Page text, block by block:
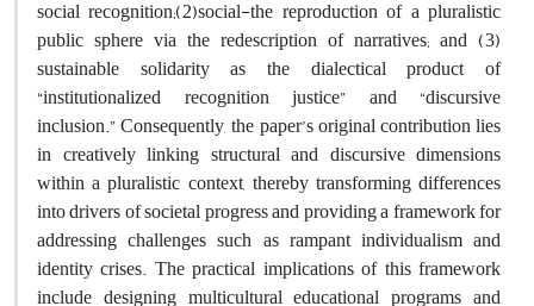
social recognition;‌(2)‌social-the reproduction of a pluralistic
public sphere via the redescription of narratives; and‌ (3)
sustainable solidarity as the dialectical product of
“institutionalized recognition justice” and “discursive
inclusion.” Consequently, the paper’s original contribution lies
in creatively linking structural and discursive dimensions
within a pluralistic context, thereby transforming differences
into drivers of societal progress and providing a framework for
addressing challenges such as rampant individualism and
identity crises. The practical implications of this framework
include designing multicultural educational programs and